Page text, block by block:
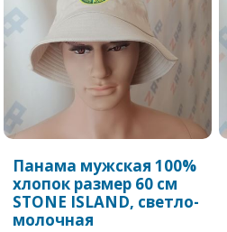
Панама мужская 100%
хлопок размер 60 см
STONE ISLAND, светло-
молочная